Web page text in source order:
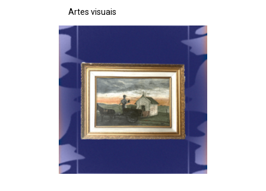
Artes visuais